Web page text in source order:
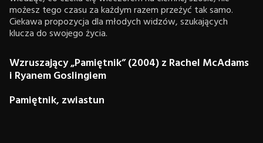
możesz tego czasu za każdym razem przeżyć tak samo.
Ciekawa propozycja dla młodych widzów, szukających
klucza do swojego życia.
Wzruszający „Pamiętnik” (2004) z Rachel McAdams
i Ryanem Goslingiem
Pamiętnik, zwiastun